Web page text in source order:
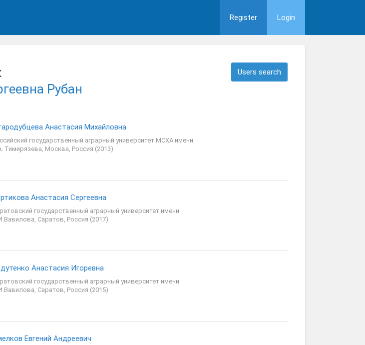
Register Login
Рубан
Users search
Анастасия Михайловна
государственный аграрный университет МСХА имени
Тимирязева, Москва, Россия (2013)
Анастасия Сергеевна
государственный аграрный университет имени
Саратов, Россия (2017)
Анастасия Игоревна
государственный аграрный университет имени
Саратов, Россия (2015)
Евгений Андреевич